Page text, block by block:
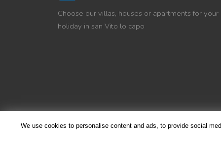
Choose our villas, houses or apartments for your
holiday in san Vito lo capo
We use cookies to personalise content and ads, to provide social